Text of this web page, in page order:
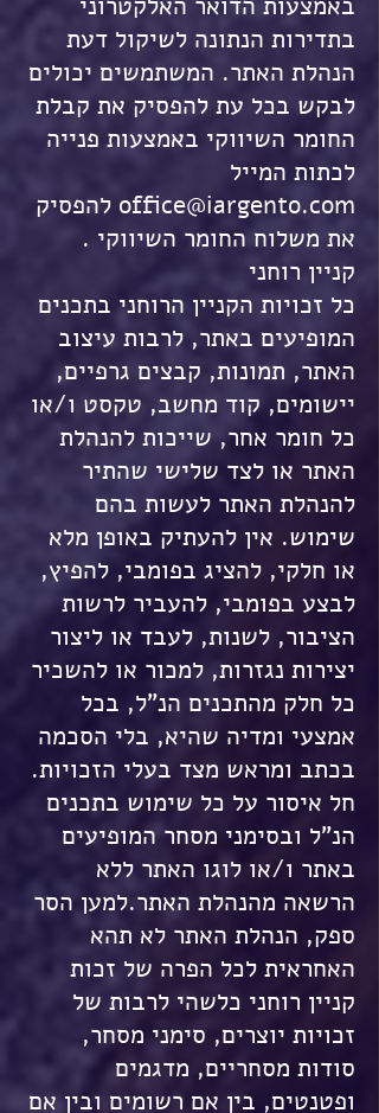
בתדירות הנתונה לשיקול דעת
הנהלת האתר. המשתמשים יכולים
לבקש בכל עת להפסיק את קבלת
החומר השיווקי באמצעות פנייה
לכתות המייל
office@iargento.com להפסיק
את משלוח החומר השיווקי .
קניין רוחני
כל זכויות הקניין הרוחני בתכנים
המופיעים באתר, לרבות עיצוב
האתר, תמונות, קבצים גרפיים,
יישומים, קוד מחשב, טקסט ו/או
כל חומר אחר, שייכות להנהלת
האתר או לצד שלישי שהתיר
להנהלת האתר לעשות בהם
שימוש. אין להעתיק באופן מלא
או חלקי, להציג בפומבי, להפיץ,
לבצע בפומבי, להעביר לרשות
הציבור, לשנות, לעבד או ליצור
יצירות נגזרות, למכור או להשכיר
כל חלק מהתכנים הנ"ל, בכל
אמצעי ומדיה שהיא, בלי הסכמה
בכתב ומראש מצד בעלי הזכויות.
חל איסור על כל שימוש בתכנים
הנ"ל ובסימני מסחר המופיעים
באתר ו/או לוגו האתר ללא
הרשאה מהנהלת האתר.למען הסר
ספק, הנהלת האתר לא תהא
האחראית לכל הפרה של זכות
קניין רוחני כלשהי לרבות של
זכויות יוצרים, סימני מסחר,
סודות מסחריים, מדגמים
ופטנטים, בין אם רשומים ובין אם